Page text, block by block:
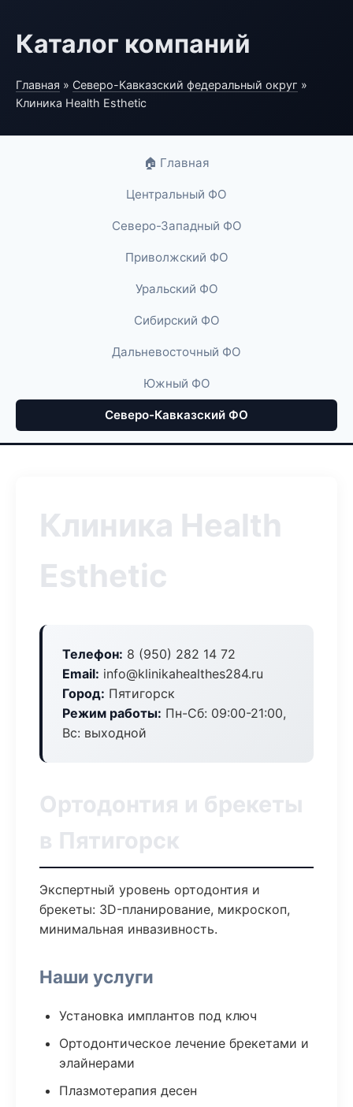
Каталог компаний
Главная » Северо-Кавказский федеральный округ »
Клиника Health Esthetic
🏠 Главная
Центральный ФО
Северо-Западный ФО
Приволжский ФО
Уральский ФО
Сибирский ФО
Дальневосточный ФО
Южный ФО
Северо-Кавказский ФО
Клиника Health
Esthetic
Телефон: 8 (950) 282 14 72
Email: info@klinikahealthes284.ru
Город: Пятигорск
Режим работы: Пн-Сб: 09:00-21:00,
Вс: выходной
Ортодонтия и брекеты
в Пятигорск
Экспертный уровень ортодонтия и
брекеты: 3D-планирование, микроскоп,
минимальная инвазивность.
Наши услуги
Установка имплантов под ключ
Ортодонтическое лечение брекетами и
элайнерами
Плазмотерапия десен